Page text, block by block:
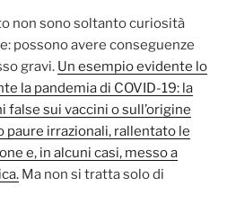
non sono soltanto curiosità
possono avere conseguenze
gravi. Un esempio evidente lo
la pandemia di COVID-19: la
sui vaccini o sull’origine
paure irrazionali, rallentato le
e, in alcuni casi, messo a
Ma non si tratta solo di